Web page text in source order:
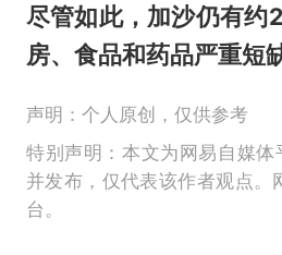
尽管如此，加沙仍有约
房、食品和药品严重短
声明：个人原创，仅供参考
特别声明：本文为网易自媒体
并发布，仅代表该作者观点。
台。